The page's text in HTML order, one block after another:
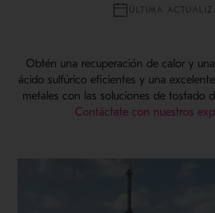
ÚLTIMA
Obtén una recuperación de calor y
ácido sulfúrico eficientes y una
metales con las soluciones de tostado
Contáctate con nuestros